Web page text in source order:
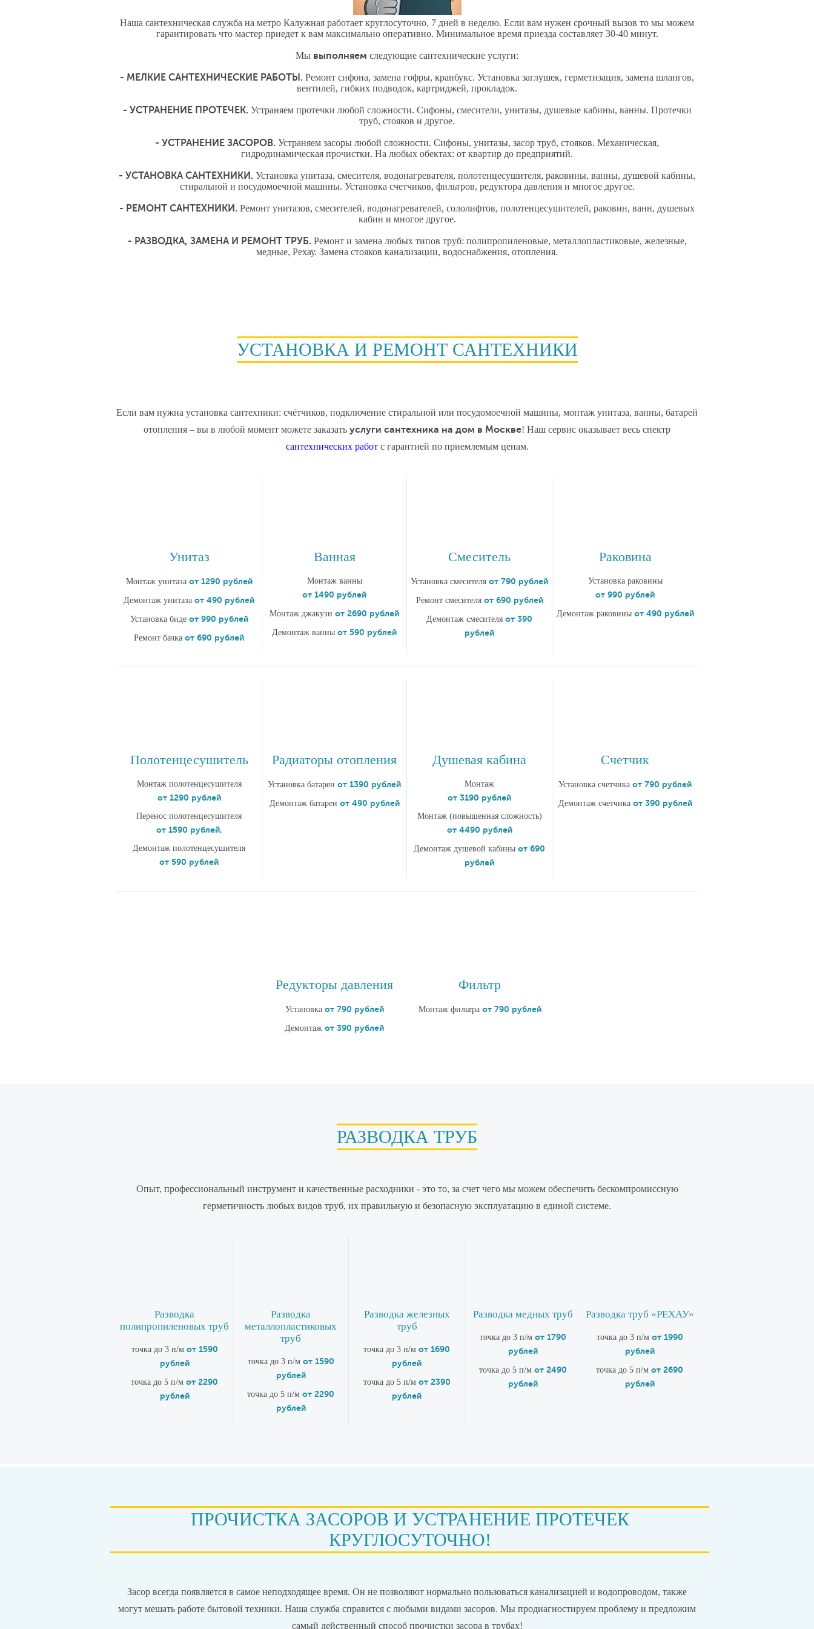
Наша сантехническая служба на метро Калужная работает круглосуточно, 7 дней в неделю. Если вам нужен срочный вызов то мы можем
гарантировать что мастер приедет к вам максимально оперативно. Минимальное время приезда составляет 30-40 минут.
Мы выполняем следующие сантехнические услуги:
- МЕЛКИЕ САНТЕХНИЧЕСКИЕ РАБОТЫ. Ремонт сифона, замена гофры, кранбукс. Установка заглушек, герметизация, замена шлангов,
вентилей, гибких подводок, картриджей, прокладок.
- УСТРАНЕНИЕ ПРОТЕЧЕК. Устраняем протечки любой сложности. Сифоны, смесители, унитазы, душевые кабины, ванны. Протечки
труб, стояков и другое.
- УСТРАНЕНИЕ ЗАСОРОВ. Устраняем засоры любой сложности. Сифоны, унитазы, засор труб, стояков. Механическая,
гидродинамическая прочистки. На любых обектах: от квартир до предприятий.
- УСТАНОВКА САНТЕХНИКИ. Установка унитаза, смесителя, водонагревателя, полотенцесушителя, раковины, ванны, душевой кабины,
стиральной и посудомоечной машины. Установка счетчиков, фильтров, редуктора давления и многое другое.
- РЕМОНТ САНТЕХНИКИ. Ремонт унитазов, смесителей, водонагревателей, сололифтов, полотенцесушителей, раковин, ванн, душевых
кабин и многое другое.
- РАЗВОДКА, ЗАМЕНА И РЕМОНТ ТРУБ. Ремонт и замена любых типов труб: полипропиленовые, металлопластиковые, железные,
медные, Рехау. Замена стояков канализации, водоснабжения, отопления.
УСТАНОВКА И РЕМОНТ САНТЕХНИКИ
Если вам нужна установка сантехники: счётчиков, подключение стиральной или посудомоечной машины, монтаж унитаза, ванны, батарей
отопления – вы в любой момент можете заказать услуги сантехника на дом в Москве! Наш сервис оказывает весь спектр
сантехнических работc гарантией по приемлемым ценам.
Унитаз
Монтаж унитаза от 1290 рублей
Демонтаж унитаза от 490 рублей
Установка биде от 990 рублей
Ремонт бачка от 690 рублей
Ванная
Монтаж ванны
от 1490 рублей
Монтаж джакузи от 2690 рублей
Демонтаж ванны от 590 рублей
Смеситель
Установка смесителя от 790 рублей
Ремонт смесителя от 690 рублей
Демонтаж смесителя от 390
рублей
Раковина
Установка раковины
от 990 рублей
Демонтаж раковины от 490 рублей
Полотенцесушитель
Монтаж полотенцесушителя
от 1290 рублей
Перенос полотенцесушителя
от 1590 рублей.
Демонтаж полотенцесушителя
от 590 рублей
Радиаторы отопления
Установка батареи от 1390 рублей
Демонтаж батареи от 490 рублей
Душевая кабина
Монтаж
от 3190 рублей
Монтаж (повышенная сложность)
от 4490 рублей
Демонтаж душевой кабины от 690
рублей
Счетчик
Установка счетчика от 790 рублей
Демонтаж счетчика от 390 рублей
Редукторы давления
Установка от 790 рублей
Демонтаж от 390 рублей
Фильтр
Монтаж фильтра от 790 рублей
РАЗВОДКА ТРУБ
Опыт, профессиональный инструмент и качественные расходники - это то, за счет чего мы можем обеспечить бескомпромиссную
герметичность любых видов труб, их правильную и безопасную эксплуатацию в единой системе.
Разводка
полипропиленовых труб
точка до 3 п/м от 1590
рублей
точка до 5 п/м от 2290
рублей
Разводка
металлопластиковых
труб
точка до 3 п/м от 1590
рублей
точка до 5 п/м от 2290
рублей
Разводка железных
труб
точка до 3 п/м от 1690
рублей
точка до 5 п/м от 2390
рублей
Разводка медных труб
точка до 3 п/м от 1790
рублей
точка до 5 п/м от 2490
рублей
Разводка труб «РЕХАУ»
точка до 3 п/м от 1990
рублей
точка до 5 п/м от 2690
рублей
ПРОЧИСТКА ЗАСОРОВ И УСТРАНЕНИЕ ПРОТЕЧЕК
КРУГЛОСУТОЧНО!
Засор всегда появляется в самое неподходящее время. Он не позволяют нормально пользоваться канализацией и водопроводом, также
могут мешать работе бытовой техники. Наша служба справится с любыми видами засоров. Мы продиагностируем проблему и предложим
самый действенный способ прочистки засора в трубах!